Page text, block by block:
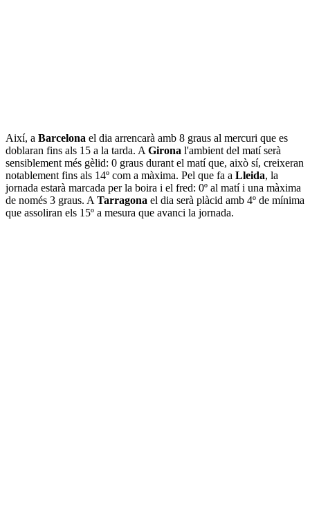
Així, a Barcelona el dia arrencarà amb 8 graus al mercuri que es
doblaran fins als 15 a la tarda. A Girona l'ambient del matí serà
sensiblement més gèlid: 0 graus durant el matí que, això sí, creixeran
notablement fins als 14º com a màxima. Pel que fa a Lleida, la
jornada estarà marcada per la boira i el fred: 0º al matí i una màxima
de només 3 graus. A Tarragona el dia serà plàcid amb 4º de mínima
que assoliran els 15º a mesura que avanci la jornada.